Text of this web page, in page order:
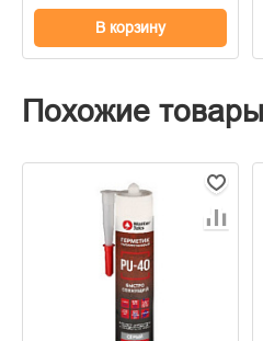
В корзину
Похожие товары